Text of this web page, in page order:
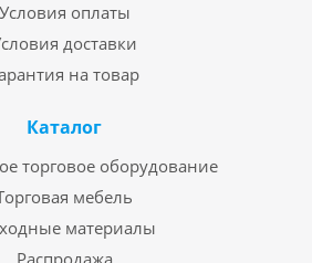
Условия оплаты
доставки
на товар
Каталог
торговое оборудование
мебель
материалы
Распродажа